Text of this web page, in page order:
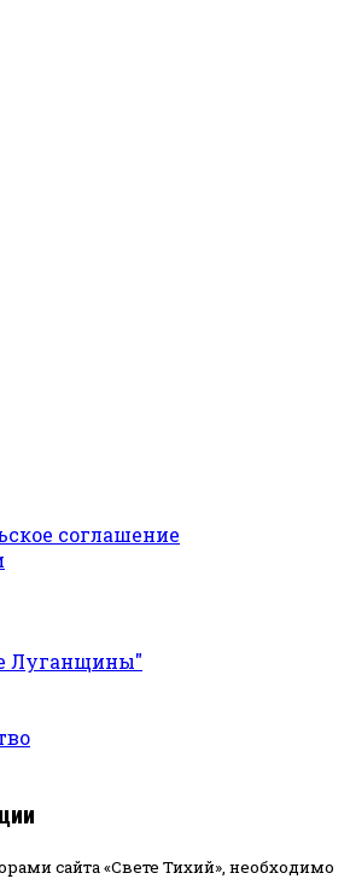
соглашение
Луганщины"
сайта «Свете Тихий», необходимо